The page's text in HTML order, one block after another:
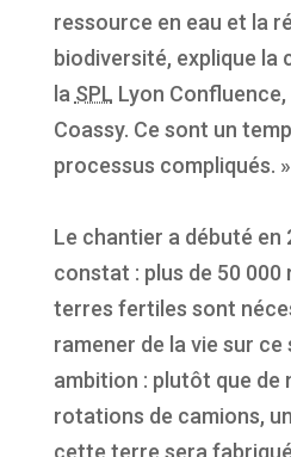
ressource en eau et la
biodiversité, explique la
la SPL Lyon
Coassy. Ce sont un
processus compliqués. »
Le chantier a débuté en
constat : plus de 50 000
terres fertiles sont
ramener de la vie sur ce
ambition : plutôt que de
rotations de camions,
cette terre sera